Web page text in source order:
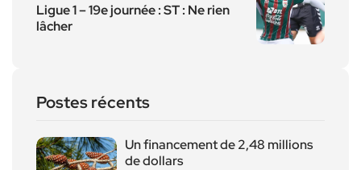
Ligue 1 – 19e journée : ST : Ne rien
lâcher
Postes récents
Un financement de 2,48 millions
de dollars